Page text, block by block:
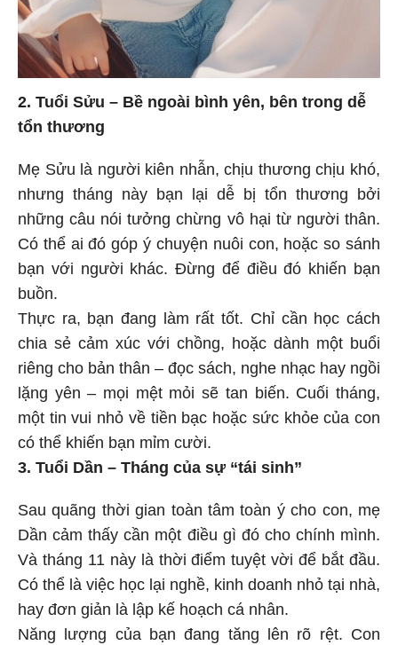
2. Tuổi Sửu – Bề ngoài bình yên, bên trong dễ
tổn thương
Mẹ Sửu là người kiên nhẫn, chịu thương chịu khó,
nhưng tháng này bạn lại dễ bị tổn thương bởi
những câu nói tưởng chừng vô hại từ người thân.
Có thể ai đó góp ý chuyện nuôi con, hoặc so sánh
bạn với người khác. Đừng để điều đó khiến bạn
buồn.
Thực ra, bạn đang làm rất tốt. Chỉ cần học cách
chia sẻ cảm xúc với chồng, hoặc dành một buổi
riêng cho bản thân – đọc sách, nghe nhạc hay ngồi
lặng yên – mọi mệt mỏi sẽ tan biến. Cuối tháng,
một tin vui nhỏ về tiền bạc hoặc sức khỏe của con
có thể khiến bạn mỉm cười.
3. Tuổi Dần – Tháng của sự “tái sinh”
Sau quãng thời gian toàn tâm toàn ý cho con, mẹ
Dần cảm thấy cần một điều gì đó cho chính mình.
Và tháng 11 này là thời điểm tuyệt vời để bắt đầu.
Có thể là việc học lại nghề, kinh doanh nhỏ tại nhà,
hay đơn giản là lập kế hoạch cá nhân.
Năng lượng của bạn đang tăng lên rõ rệt. Con